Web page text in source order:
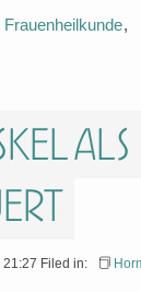
Frauenheilkunde,
Filed in: